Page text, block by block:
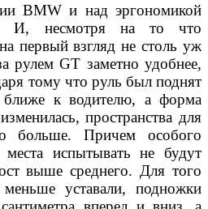
BMW и над эргономикой
И, несмотря на то что
на первый взгляд не столь уж
рулем GT заметно удобнее,
тому что руль был поднят
к водителю, а форма
пространства для
больше. Причем особого
места испытывать не будут
выше среднего. Для того
уставали, подножки